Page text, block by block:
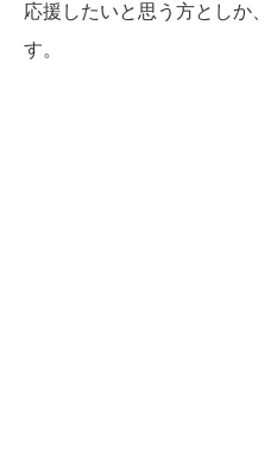
応援したいと思う方としか
す。